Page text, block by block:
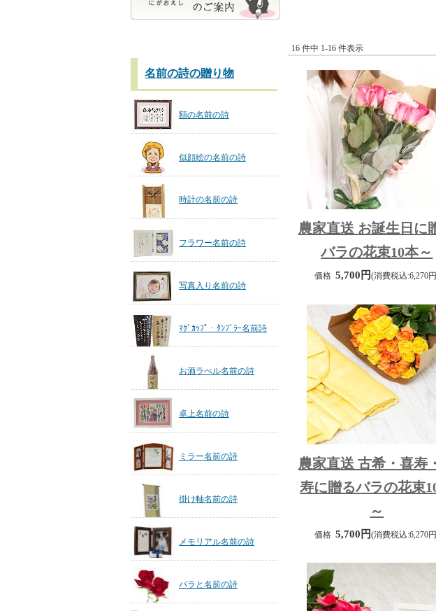
名前の詩の贈り物
額の名前の詩
似顔絵の名前の詩
時計の名前の詩
フラワー名前の詩
写真入り名前の詩
ﾏｸﾞｶｯﾌﾟ・ﾀﾝﾌﾞﾗｰ名前詩
お酒ラべル名前の詩
卓上名前の詩
ミラー名前の詩
掛け軸名前の詩
メモリアル名前の詩
バラと名前の詩
16 件中 1-16 件表示
農家直送 お誕生日に
バラの花束10本～
価格 5,700円(消費税込:6,270
農家直送 古希・喜寿
寿に贈るバラの花束
～
価格 5,700円(消費税込:6,270